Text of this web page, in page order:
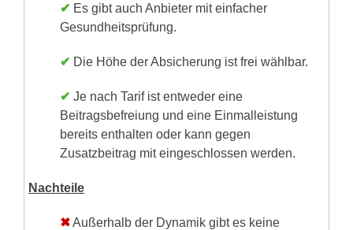
✔ Es gibt auch Anbieter mit einfacher
Gesundheitsprüfung.
✔ Die Höhe der Absicherung ist frei wählbar.
✔ Je nach Tarif ist entweder eine
Beitragsbefreiung und eine Einmalleistung
bereits enthalten oder kann gegen
Zusatzbeitrag mit eingeschlossen werden.
Nachteile
✖Außerhalb der Dynamik gibt es keine